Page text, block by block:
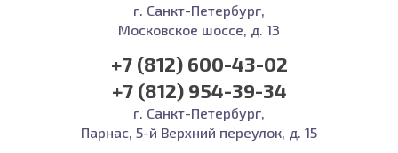
г. Санкт-Петербург,
Московское шоссе, д. 13
+7 (812) 600-43-02
+7 (812) 954-39-34
г. Санкт-Петербург,
Парнас, 5-й Верхний переулок, д. 15